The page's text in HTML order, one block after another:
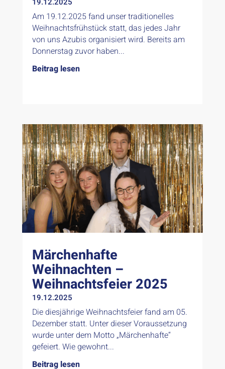
Am 19.12.2025 fand unser traditionelles
Weihnachtsfrühstück statt, das jedes Jahr
von uns Azubis organisiert wird. Bereits am
Donnerstag zuvor haben...
Beitrag lesen
Märchenhafte
Weihnachten –
Weihnachtsfeier 2025
19.12.2025
Die diesjährige Weihnachtsfeier fand am 05.
Dezember statt. Unter dieser Voraussetzung
wurde unter dem Motto „Märchenhafte“
gefeiert. Wie gewohnt...
Beitrag lesen